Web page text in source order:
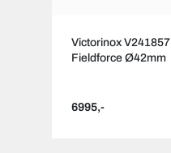
Victorinox V241857
Fieldforce Ø42mm
6995,-